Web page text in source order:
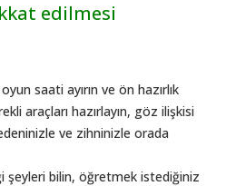
edilmesi
saati ayırın ve ön hazırlık
araçları hazırlayın, göz ilişkisi
ve zihninizle orada
şeyleri bilin, öğretmek istediğiniz